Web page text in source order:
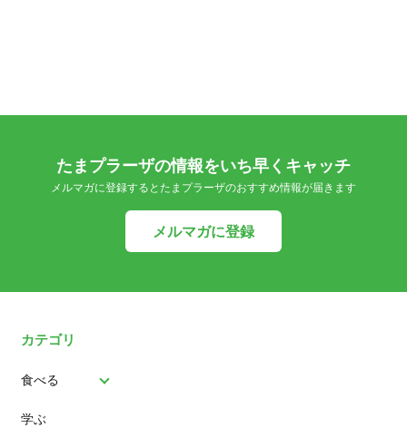
たまプラーザの情報をいち早くキャッチ
メルマガに登録するとたまプラーザのおすすめ情報が届きます
メルマガに登録
カテゴリ
食べる
パン
学ぶ